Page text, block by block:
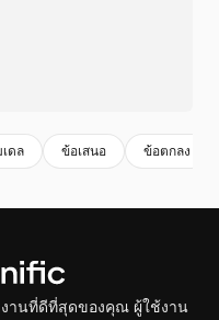
ดล ข้อเสนอ ข้อตกลง
านที่ดีที่สุดของคุณ ผู้ใช้งาน